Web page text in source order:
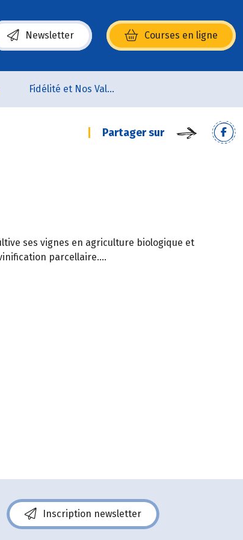
Newsletter Courses en ligne
dans une nouvelle fenêtre)
Fidélité et Nos Valeurs
Partager sur
ses vignes en agriculture biologique et
parcellaire….
Inscription newsletter